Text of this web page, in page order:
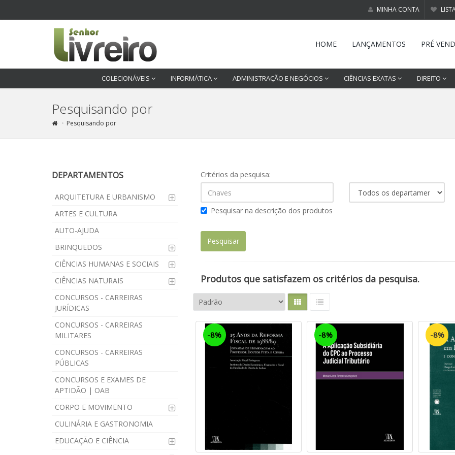
MINHA CONTA
HOME LANÇAMENTOS PRÉ
COLECIONÁVEIS INFORMÁTICA ADMINISTRAÇÃO E NEGÓCIOS CIÊNCIAS EXATAS DIREITO
Pesquisando por
Pesquisando por
DEPARTAMENTOS
ARQUITETURA E URBANISMO
ARTES E CULTURA
AUTO-AJUDA
BRINQUEDOS
CIÊNCIAS HUMANAS E SOCIAIS
CIÊNCIAS NATURAIS
CONCURSOS - CARREIRAS
JURÍDICAS
CONCURSOS - CARREIRAS
MILITARES
CONCURSOS - CARREIRAS
PÚBLICAS
CONCURSOS E EXAMES DE
APTIDÃO | OAB
CORPO E MOVIMENTO
CULINÁRIA E GASTRONOMIA
EDUCAÇÃO E CIÊNCIA
Critérios da pesquisa:
Pesquisar na descrição dos produtos
Produtos que satisfazem os critérios da pesquisa.
-8% -8% -8%